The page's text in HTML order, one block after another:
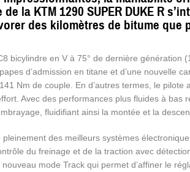
la KTM 1290 SUPER DUKE R
des kilomètres de bitume que
bicylindre en V à 75° de dernière génération
d’admission en titane et d’une nouvelle
Nm de couple. En d’autres termes, le pilote
Avec des performances plus fluides à bas
fluidifiant ainsi la montée et la
des meilleurs systèmes
du freinage et de la traction avec
mode Track qui permet d’affiner le